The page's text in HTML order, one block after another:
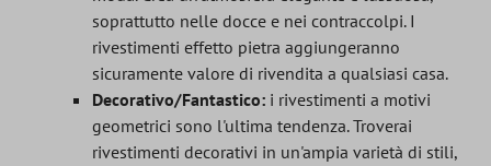
soprattutto nelle docce e nei contraccolpi. I
rivestimenti effetto pietra aggiungeranno
sicuramente valore di rivendita a qualsiasi casa.
Decorativo/Fantastico: i rivestimenti a motivi
geometrici sono l'ultima tendenza. Troverai
rivestimenti decorativi in un'ampia varietà di stili,